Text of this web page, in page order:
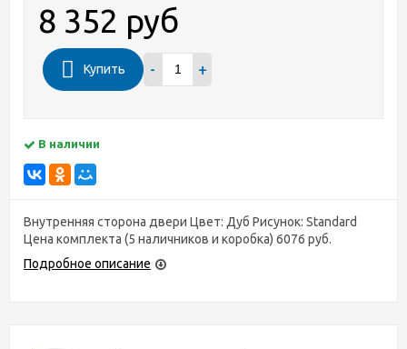
8 352 руб
Купить - +
В наличии
Внутренняя сторона двери Цвет: Дуб Рисунок: Standard
Цена комплекта (5 наличников и коробка) 6076 руб.
Подробное описание